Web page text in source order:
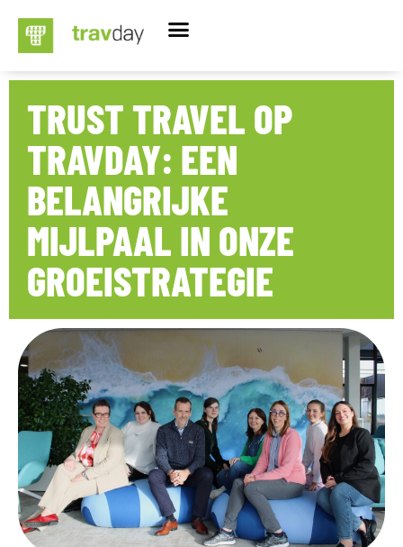
TRUST TRAVEL OP
TRAVDAY: EEN
BELANGRIJKE
MIJLPAAL IN ONZE
GROEISTRATEGIE